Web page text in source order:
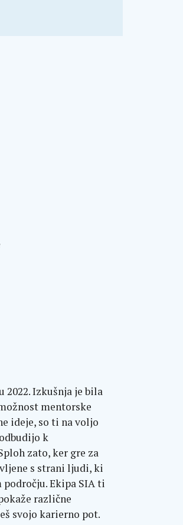
2022. Izkušnja je bila
mentorske
ideje, so ti na voljo
k
zato, ker gre za
s strani ljudi, ki
Ekipa SIA ti
različne
svojo karierno pot.